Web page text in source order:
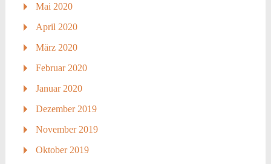
Mai 2020
April 2020
März 2020
Februar 2020
Januar 2020
Dezember 2019
November 2019
Oktober 2019